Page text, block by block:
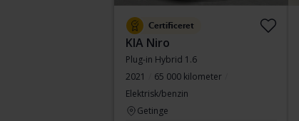
Certificeret
KIA Niro
Plug-in Hybrid 1.6
2021
65 000 kilometer
Elektrisk/benzin
Getinge